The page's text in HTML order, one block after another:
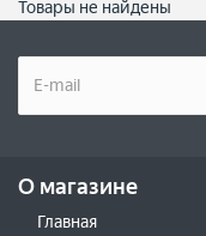
Товары не найдены
О магазине
Главная